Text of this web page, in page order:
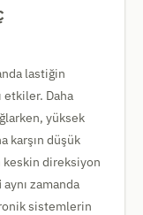
lastiğin
etkiler. Daha
yüksek
karşın düşük
keskin direksiyon
aynı zamanda
sistemlerin